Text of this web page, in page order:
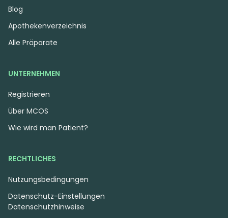
4,3 (3)
6.13 €
Blog
Apothekenverzeichnis
Alle Präparate
UNTERNEHMEN
Registrieren
Über MCOS
Wie wird man Patient?
RECHTLICHES
Nutzungsbedingungen
Datenschutzhinweise
Datenschutz-Einstellungen